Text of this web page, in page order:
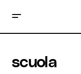
scuola